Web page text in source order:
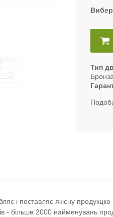
Тип
і поставляє якісну
- більше 2000 найменувань